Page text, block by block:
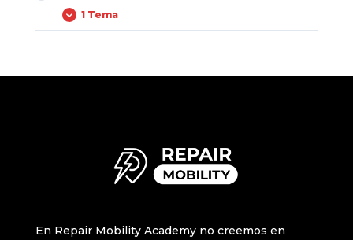
1 Tema
En Repair Mobility Academy no creemos en